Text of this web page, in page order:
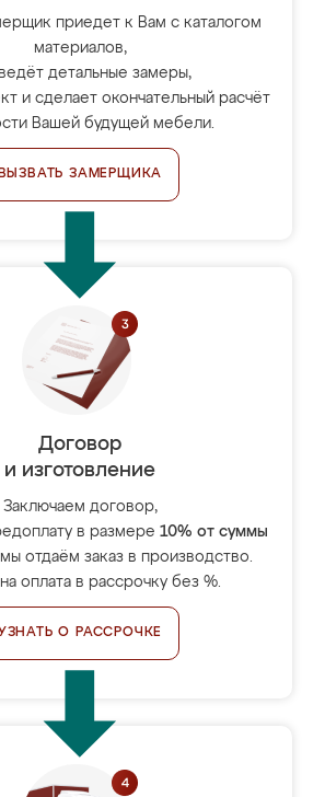
приедет к Вам с каталогом
материалов,
детальные замеры,
и сделает окончательный расчёт
Вашей будущей мебели.
ВЫЗВАТЬ ЗАМЕРЩИКА
Договор
и изготовление
Заключаем договор,
в размере 10% от суммы
отдаём заказ в производство.
оплата в рассрочку без %.
О РАССРОЧКЕ